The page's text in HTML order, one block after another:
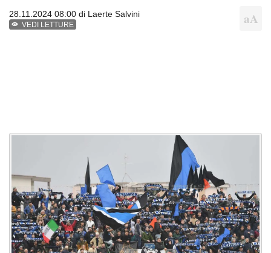
28.11.2024 08:00 di Laerte Salvini
VEDI LETTURE